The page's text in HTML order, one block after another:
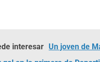
interesar Un joven de